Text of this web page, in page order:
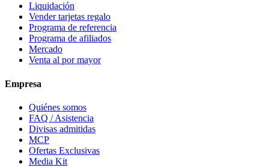
Liquidación
Vender tarjetas regalo
Programa de referencia
Programa de afiliados
Mercado
Venta al por mayor
Empresa
Quiénes somos
FAQ / Asistencia
Divisas admitidas
MCP
Ofertas Exclusivas
Media Kit